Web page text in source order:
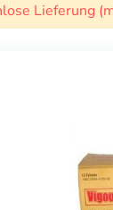
Lieferung